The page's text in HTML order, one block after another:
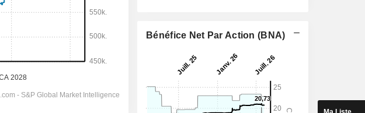
Bénéfice Net Par Action (BNA)